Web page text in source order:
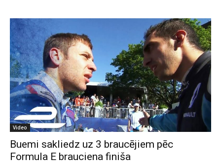
Video
Buemi sakliedz uz 3 braucējiem pēc
Formula E brauciena finiša